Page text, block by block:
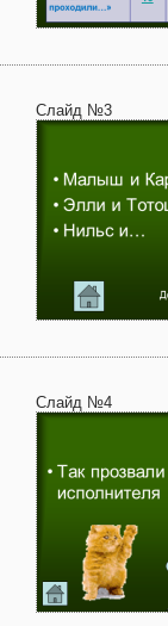
Слайд №3
Слайд №4